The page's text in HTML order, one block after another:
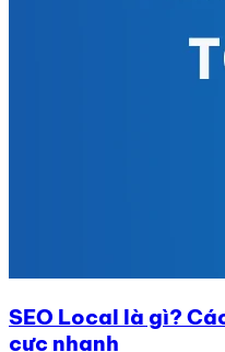
SEO Local là gì?
cực nhanh